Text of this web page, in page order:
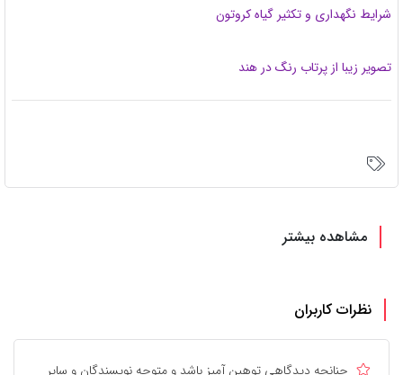
شرایط نگهداری و تکثیر گیاه کروتون
تصویر زیبا از پرتاب رنگ در هند
مشاهده بیشتر
نظرات کاربران
چنانچه دیدگاهی توهین آمیز باشد و متوجه نویسندگان و سایر